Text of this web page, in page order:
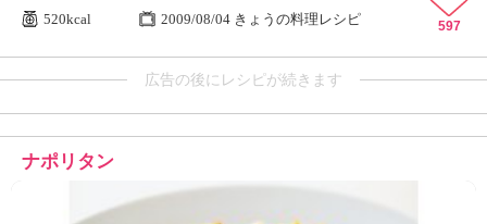
520kcal 2009/08/04 きょうの料理レシピ 597
広告の後にレシピが続きます
ナポリタン